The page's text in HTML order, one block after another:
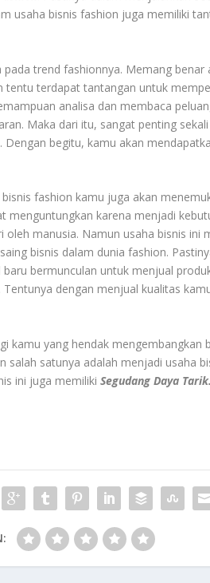
usaha bisnis fashion juga memiliki
trend fashionnya. Memang benar
terdapat tantangan untuk
analisa dan membaca
Maka dari itu, sangat penting
begitu, kamu akan
fashion kamu juga akan
menguntungkan karena menjadi
manusia. Namun usaha bisnis ini
bisnis dalam dunia fashion.
bermunculan untuk menjual
dengan menjual kualitas
kamu yang hendak mengembangkan
salah satunya adalah menjadi usaha
ini juga memilikiSegudang Daya Tarik.